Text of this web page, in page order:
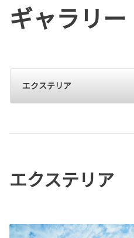
ギャラリー
エクステリア
エクステリア